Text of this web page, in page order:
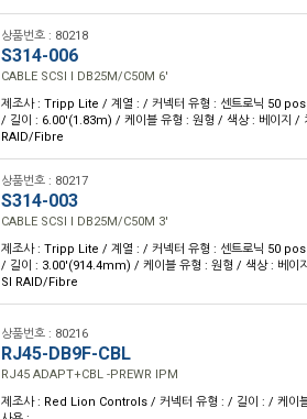
상품번호 : 80218
S314-006
CABLE SCSI I DB25M/C50M 6'
제조사 : Tripp Lite / 계열 : / 커넥터 유형 : 센트로닉 50
/ 길이 : 6.00'(1.83m) / 케이블 유형 : 원형 / 색상 : 베이지 /
RAID/Fibre
상품번호 : 80217
S314-003
CABLE SCSI I DB25M/C50M 3'
제조사 : Tripp Lite / 계열 : / 커넥터 유형 : 센트로닉 50
/ 길이 : 3.00'(914.4mm) / 케이블 유형 : 원형 / 색상 : 베이
SI RAID/Fibre
상품번호 : 80216
RJ45-DB9F-CBL
RJ45 ADAPT+CBL -PREWR IPM
제조사 : Red Lion Controls / 커넥터 유형 : / 길이 : / 케이